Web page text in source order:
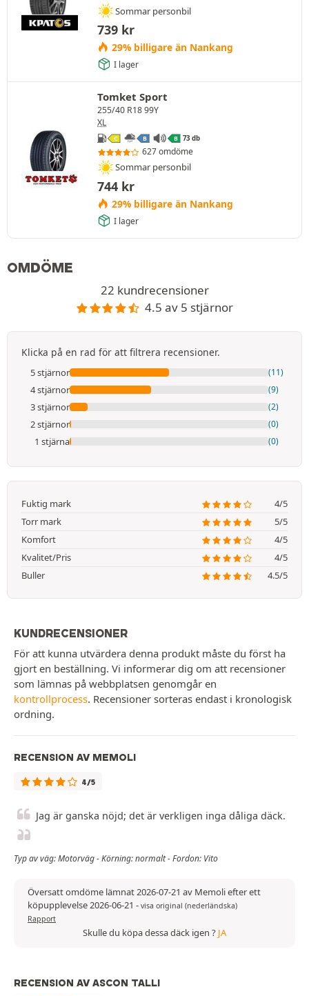
Sommar personbil
739 kr
29% billigare än Nankang
I lager
Tomket Sport
255/40 R18 99Y
XL
C B B 73 db
627 omdöme
Sommar personbil
744 kr
29% billigare än Nankang
I lager
OMDÖME
22 kundrecensioner
4.5 av 5 stjärnor
Klicka på en rad för att filtrera recensioner.
5 stjärnor (11)
4 stjärnor (9)
3 stjärnor (2)
2 stjärnor (0)
1 stjärna (0)
Fuktig mark
4/5
Torr mark
5/5
Komfort
4/5
Kvalitet/Pris
4/5
Buller
4.5/5
KUNDRECENSIONER
För att kunna utvärdera denna produkt måste du först ha
gjort en beställning. Vi informerar dig om att recensioner
som lämnas på webbplatsen genomgår en
kontrollprocess. Recensioner sorteras endast i kronologisk
ordning.
RECENSION AV MEMOLI
4/5
Jag är ganska nöjd; det är verkligen inga dåliga däck.
Typ av väg: Motorväg - Körning: normalt - Fordon: Vito
Översatt omdöme lämnat 2026-07-21 av Memoli efter ett
köpupplevelse 2026-06-21 - visa original (nederländska)
Rapport
Skulle du köpa dessa däck igen ? JA
RECENSION AV ASCON TALLI